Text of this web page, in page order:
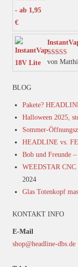
Bewertet
5von 5
von
BLOG
Pakete?
Halloween 2025,
Sommer-
HEADLINE vs.
Bob und Freunde
WEEDSTAR
2024
Glas Totenkopf
KONTAKT INFO
E-Mail
shop@headline-dbs.de